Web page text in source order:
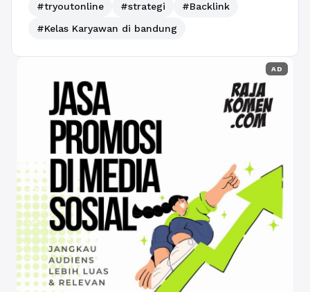
#tryoutonline
#strategi
#Backlink
#Kelas Karyawan di bandung
AD